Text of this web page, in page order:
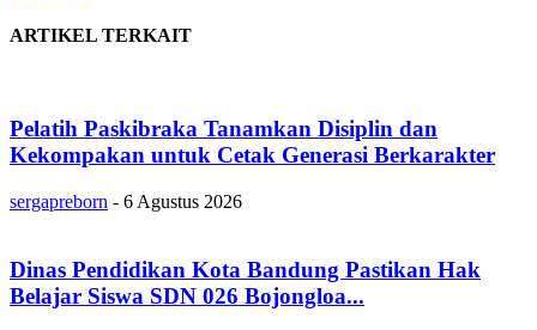
ARTIKEL TERKAIT
Pelatih Paskibraka Tanamkan Disiplin dan
Kekompakan untuk Cetak Generasi Berkarakter
sergapreborn - 6 Agustus 2026
Dinas Pendidikan Kota Bandung Pastikan Hak
Belajar Siswa SDN 026 Bojongloa...